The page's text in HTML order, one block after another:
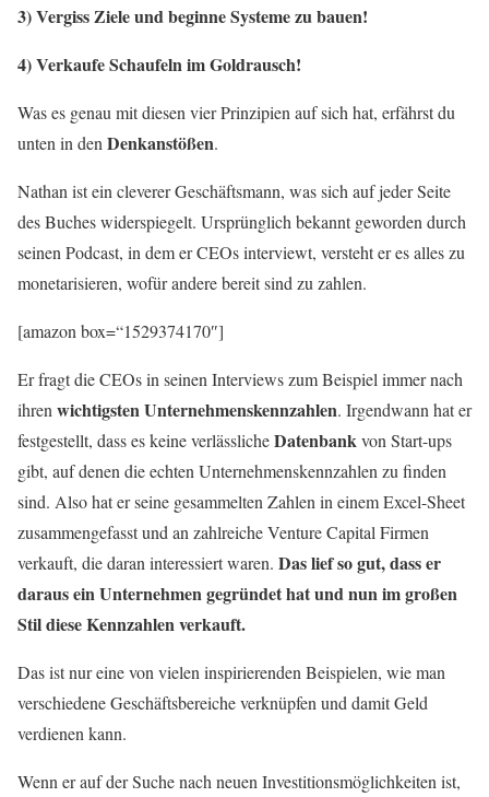
3) Vergiss Ziele und beginne Systeme zu bauen!
4) Verkaufe Schaufeln im Goldrausch!
Was es genau mit diesen vier Prinzipien auf sich hat, erfährst du
unten in den Denkanstößen.
Nathan ist ein cleverer Geschäftsmann, was sich auf jeder Seite
des Buches widerspiegelt. Ursprünglich bekannt geworden durch
seinen Podcast, in dem er CEOs interviewt, versteht er es alles zu
monetarisieren, wofür andere bereit sind zu zahlen.
[amazon box=“1529374170″]
Er fragt die CEOs in seinen Interviews zum Beispiel immer nach
ihren wichtigsten Unternehmenskennzahlen. Irgendwann hat er
festgestellt, dass es keine verlässlicheDatenbankvon Start-ups
gibt, auf denen die echten Unternehmenskennzahlen zu finden
sind. Also hat er seine gesammelten Zahlen in einem Excel-Sheet
zusammengefasst und an zahlreiche Venture Capital Firmen
verkauft, die daran interessiert waren. Das lief so gut, dass er
daraus ein Unternehmen gegründet hat und nun im großen
Stil diese Kennzahlen verkauft.
Das ist nur eine von vielen inspirierenden Beispielen, wie man
verschiedene Geschäftsbereiche verknüpfen und damit Geld
verdienen kann.
Wenn er auf der Suche nach neuen Investitionsmöglichkeiten ist,